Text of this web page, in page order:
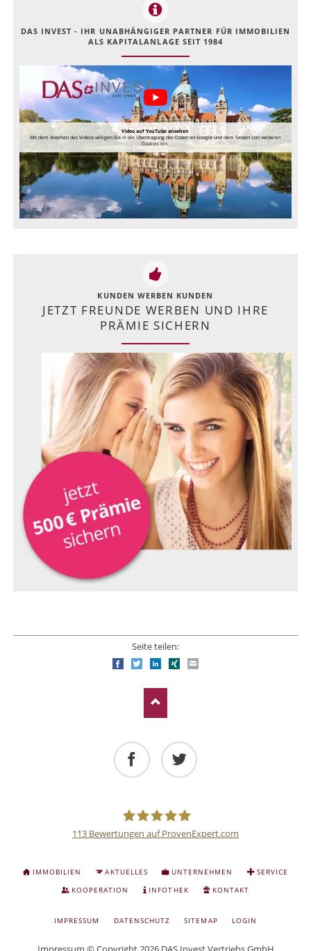
DAS INVEST - IHR UNABHÄNGIGER PARTNER FÜR IMMOBILIEN
ALS KAPITALANLAGE SEIT 1984
Video auf YouTube ansehen
Mit dem Ansehen des Videos willigen Sie in die Übertragung der Daten an Google und dem Setzen von weiteren
Cookies ein.
KUNDEN WERBEN KUNDEN
JETZT FREUNDE WERBEN UND IHRE
PRÄMIE SICHERN
Seite teilen:
FacebookTwitterLinkedIn
Xing
Anlage
und
113 Bewertungen auf ProvenExpert.com
NAVIGATION
ÜBERSPRINGEN
IMMOBILIEN AKTUELLES UNTERNEHMEN
SERVICE
KOOPERATION
INFOTHEK KONTAKT
NAVIGATION
IMPRESSUM DATENSCHUTZ SITEMAP LOGIN